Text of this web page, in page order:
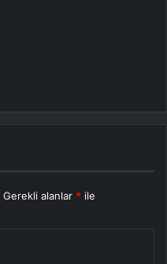
Gerekli alanlar * ile